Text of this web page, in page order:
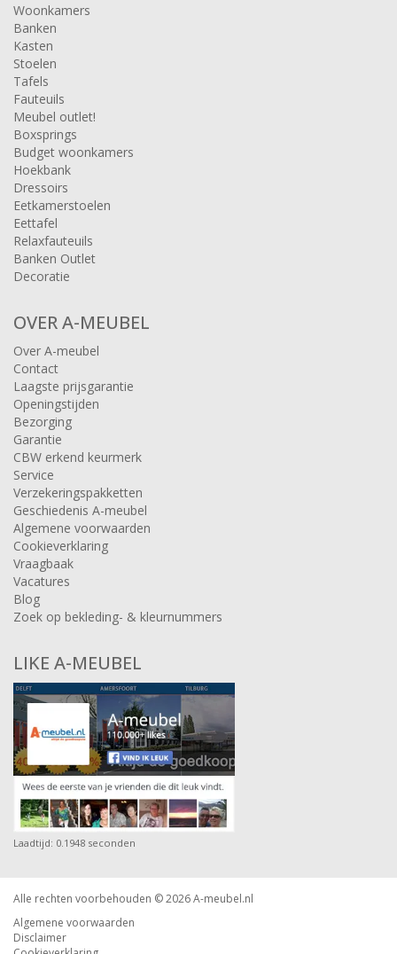
Woonkamers
Banken
Kasten
Stoelen
Tafels
Fauteuils
Meubel outlet!
Boxsprings
Budget woonkamers
Hoekbank
Dressoirs
Eetkamerstoelen
Eettafel
Relaxfauteuils
Banken Outlet
Decoratie
OVER A-MEUBEL
Over A-meubel
Contact
Laagste prijsgarantie
Openingstijden
Bezorging
Garantie
CBW erkend keurmerk
Service
Verzekeringspakketten
Geschiedenis A-meubel
Algemene voorwaarden
Cookieverklaring
Vraagbaak
Vacatures
Blog
Zoek op bekleding- & kleurnummers
LIKE A-MEUBEL
Laadtijd: 0.1948 seconden
Alle rechten voorbehouden © 2026A-meubel.nl
Algemene voorwaarden
Disclaimer